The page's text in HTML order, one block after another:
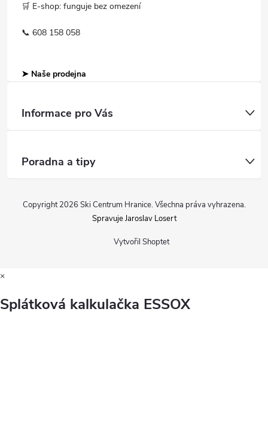
🛒 E-shop: funguje bez omezení
📞 608 158 058
➤ Naše prodejna
Informace pro Vás
Poradna a tipy
Vytvořil Shoptet
Copyright 2026 Ski Centrum Hranice. Všechna práva vyhrazena.
Spravuje Jaroslav Losert
×
Splátková kalkulačka ESSOX